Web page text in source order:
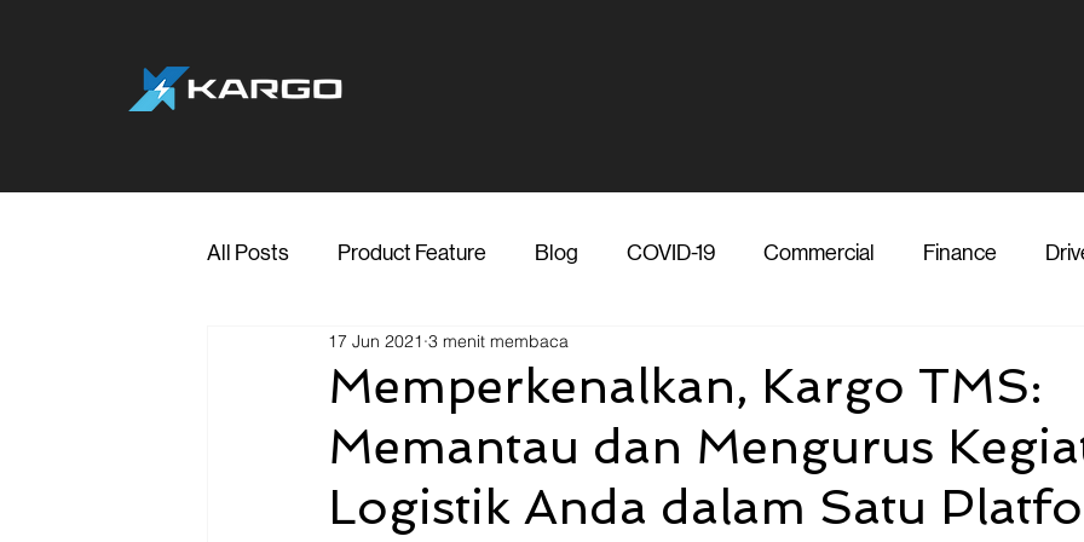
All Posts Product Feature Blog COVID-19 Commercial Finance
Marketing Media
Transporter Support Blog Vendor Shipper Media COVID-19
Memperkenalkan, Kargo TMS:
Memantau dan Mengurus
Logistik Anda dalam Satu
17 Jun 2021 3 menit membaca